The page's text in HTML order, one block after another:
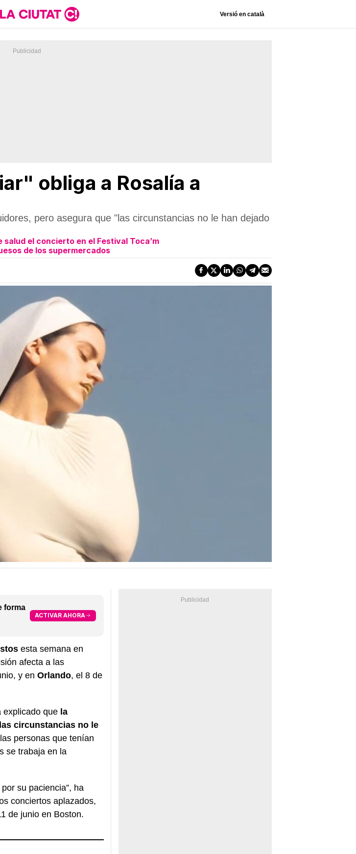
Versió en català
obliga a Rosalía a
pero asegura que "las circunstancias no le han dejado
el concierto en el Festival Toca’m
de los supermercados
forma
ACTIVAR AHORA
esta semana en
afecta a las
y en Orlando, el 8 de
explicado que la
las circunstancias no le
personas que tenían
se trabaja en la
su paciencia”, ha
conciertos aplazados,
de junio en Boston.